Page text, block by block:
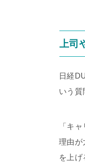
上司
日経
いう質
「キ
理由が
を上